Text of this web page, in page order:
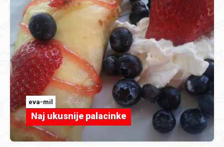
eva-mil
Naj ukusnije palacinke